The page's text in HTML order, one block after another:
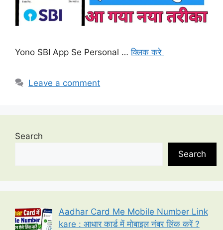
Yono SBI App Se Personal …क्लिक करे
Leave a comment
Search
Search
Aadhar Card Me Mobile Number Link
kare : आधार कार्ड में मोबाइल नंबर लिंक करें ?